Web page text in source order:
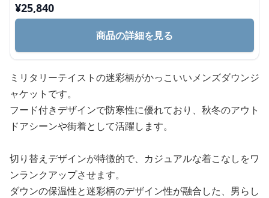
¥25,840
商品の詳細を見る
ミリタリーテイストの迷彩柄がかっこいいメンズダウンジ
ャケットです。
フード付きデザインで防寒性に優れており、秋冬のアウト
ドアシーンや街着として活躍します。
切り替えデザインが特徴的で、カジュアルな着こなしをワ
ンランクアップさせます。
ダウンの保温性と迷彩柄のデザイン性が融合した、男らし